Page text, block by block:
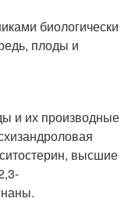
биологически
плоды и
и их производные
высшие